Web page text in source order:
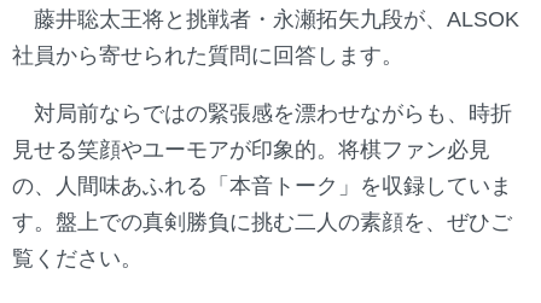
藤井聡太王将と挑戦者・永瀬拓矢九段が、ALSOK
社員から寄せられた質問に回答します。
対局前ならではの緊張感を漂わせながらも、時折
見せる笑顔やユーモアが印象的。将棋ファン必見
の、人間味あふれる「本音トーク」を収録していま
す。盤上での真剣勝負に挑む二人の素顔を、ぜひご
覧ください。